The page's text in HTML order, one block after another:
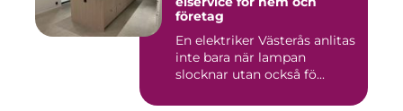
företag
En elektriker Västerås anlitas
inte bara när lampan
slocknar utan också fö...